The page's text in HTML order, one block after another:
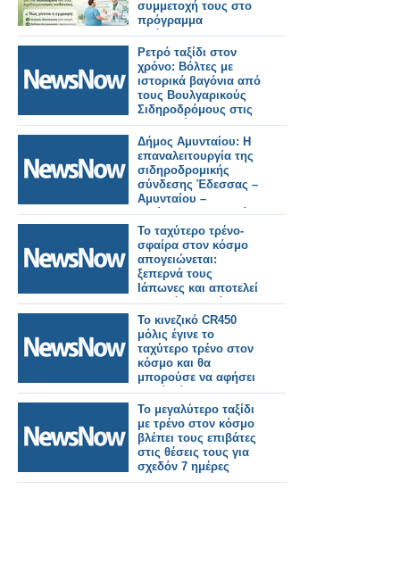
συμμετοχή τους στο
πρόγραμμα
πρόληψης της
παχυσαρκίας
Ρετρό ταξίδι στον
χρόνο: Βόλτες με
ιστορικά βαγόνια από
τους Βουλγαρικούς
Σιδηροδρόμους στις
6–7 Ιουνίου.
Δήμος Αμυνταίου: Η
επαναλειτουργία της
σιδηροδρομικής
σύνδεσης Έδεσσας –
Αμυνταίου –
Φλώρινας αποτελεί
σημαντική εξέλιξη για
τον τόπο μας.
Το ταχύτερο τρένο-
σφαίρα στον κόσμο
απογειώνεται:
ξεπερνά τους
Ιάπωνες και αποτελεί
το μεγάλο καμάρι
ενός έθνους.
Το κινεζικό CR450
μόλις έγινε το
ταχύτερο τρένο στον
κόσμο και θα
μπορούσε να αφήσει
πολύ πίσω τους
παγκόσμιους
ανταγωνιστές του.
Το μεγαλύτερο ταξίδι
με τρένο στον κόσμο
βλέπει τους επιβάτες
στις θέσεις τους για
σχεδόν 7 ημέρες